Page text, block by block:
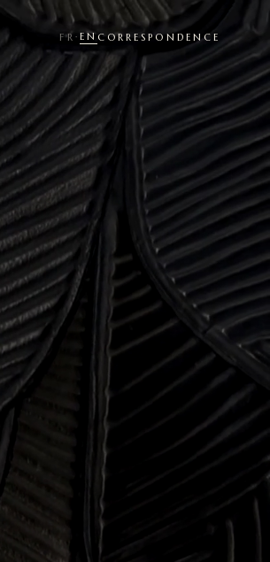
FR · EN CORRESPONDENCE